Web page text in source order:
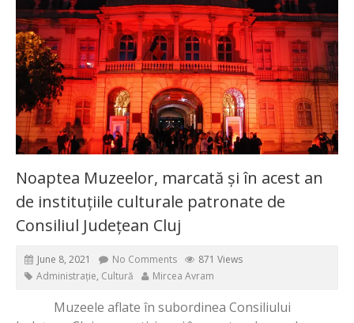
Noaptea Muzeelor, marcată și în acest an
de instituțiile culturale patronate de
Consiliul Județean Cluj
June 8, 2021 No Comments
871 Views
Administrație, Cultură Mircea Avram
Muzeele aflate în subordinea Consiliului